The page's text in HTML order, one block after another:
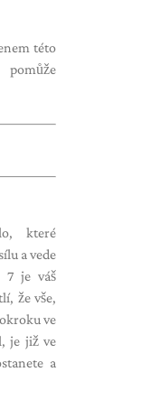
této
pomůže
které
a vede
7 je váš
že vše,
ve
je již ve
a